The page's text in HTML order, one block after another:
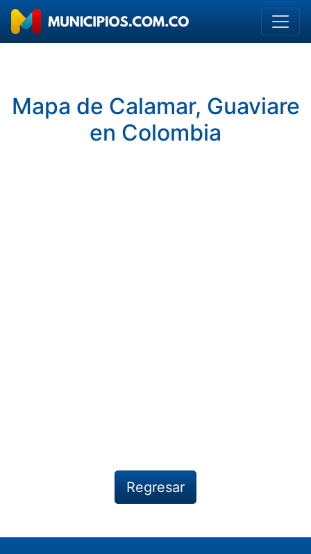
Mapa de Calamar, Guaviare
en Colombia
Regresar